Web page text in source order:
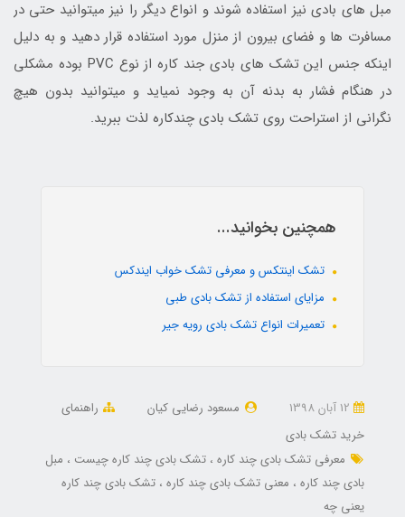
مبل های بادی نیز استفاده شوند و انواع دیگر را نیز میتوانید حتی در
مسافرت ها و فضای بیرون از منزل مورد استفاده قرار دهید و به دلیل
اینکه جنس این تشک های بادی جند کاره از نوع PVC بوده مشکلی
در هنگام فشار به بدنه آن به وجود نمیاید و میتوانید بدون هیچ
نگرانی از استراحت روی تشک بادی چندکاره لذت ببرید.
همچنین بخوانید...
تشک اینتکس و معرفی تشک خواب ایندکس
مزایای استفاده از تشک بادی طبی
تعمیرات انواع تشک بادی رویه جیر
مسعود رضایی کیان
راهنمای
خرید تشک بادی
معرفی تشک بادی چند کاره تشک بادی چند کاره چیست
مبل
بادی چند کاره
معنی تشک بادی چند کاره تشک بادی چند کاره
یعنی چه